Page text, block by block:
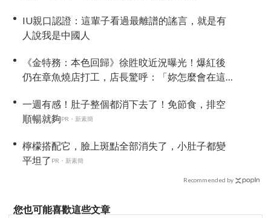
IU親口認證：這輩子看過最離譜的謠言，就是有
人說我是中國人
《金特務：本色回歸》徐貹旼近況曝光！爆紅後
仍在章魚燒店打工，店長驚呼：「妳怎麼會在這
一週有感！肚子整個都消下去了！免節食，排空
順暢就夠PR・新素簡
檸檬搭配它，臉上斑點全部消失了，小肚子都變
平坦了 PR・新素簡
Recommended by
您也可能喜歡這些文章